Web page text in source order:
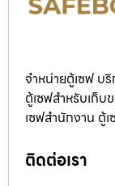
จำหน่ายตู้เซฟ บ
ตู้เซฟสำหรับเก็บ
เซฟสำนักงาน ตู้
ติดต่อเรา